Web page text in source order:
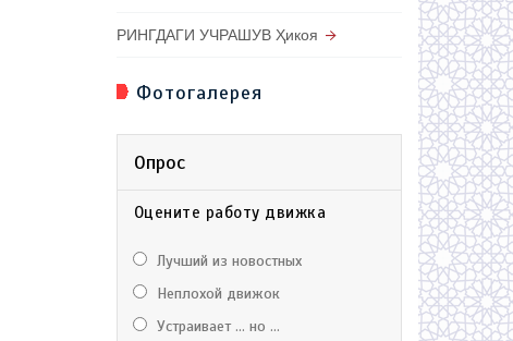
РИНГДАГИ УЧРАШУВ Ҳикоя
Фотогалерея
Опрос
Оцените работу движка
Лучший из новостных
Неплохой движок
Устраивает ... но ...